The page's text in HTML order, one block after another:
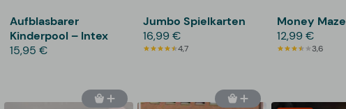
Aufblasbarer
Kinderpool – Intex
15,95 €
Jumbo Spielkarten
16,99 €
4,7
Money Maze
12,99 €
3,6